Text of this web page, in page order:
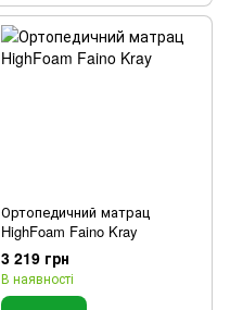
Ортопедичний матрац
HighFoam Faino Kray
3 219 грн
В наявності